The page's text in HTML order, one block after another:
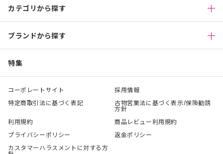
カテゴリから探す
ブランドから探す
特集
コーポレートサイト
採用情報
特定商取引法に基づく表記
古物営業法に基づく表示/保険勧誘
方針
利用規約
商品レビュー利用規約
プライバシーポリシー
返金ポリシー
カスタマーハラスメントに対する方